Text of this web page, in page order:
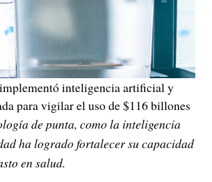
inteligencia artificial y
para vigilar el uso de $116 billones
de punta, como la inteligencia
ha logrado fortalecer su capacidad
en salud.